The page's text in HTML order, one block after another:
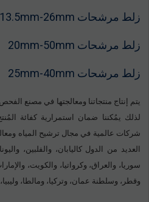
زلط مرشحات 13.5mm-26mm
زلط مرشحات 20mm-50mm
زلط مرشحات 25mm-40mm
يتم إنتاج منتجاتنا ومعالجتها في مصنع
لذلك يمُكننا ضمان استمرارية كفائة
شركات عالمية في مجال ترشيح المياه
العديد من الدول كاليابان، والفلبين،
سوريا، والعراق، وكرواتيا، والكويت،
وقطر، وسلطنة عمان، وتركيا، ومالطا، وليبيا،